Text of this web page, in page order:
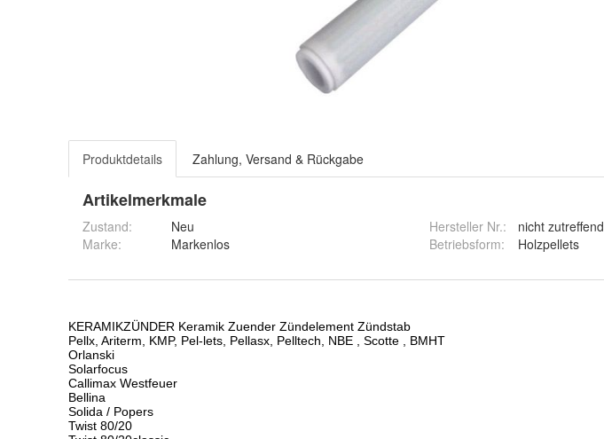
Produktdetails Zahlung, Versand & Rückgabe
Artikelmerkmale
Zustand:
Neu
Marke:
Markenlos
Hersteller Nr.:
nicht zutreffend
Betriebsform: Holzpellets